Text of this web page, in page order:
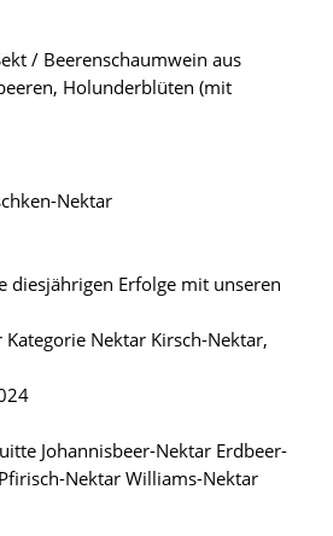
/ Beerenschaumwein aus
Holunderblüten (mit
Nektar
diesjährigen Erfolge mit unseren
Nektar Kirsch-Nektar,
Johannisbeer-Nektar Erdbeer-
Nektar Williams-Nektar